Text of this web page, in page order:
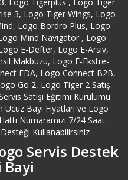
3, Logo Tiger Wings, Logo
Logo Bordro Plus, Logo
Mind Navigator , Logo
E-Defter, Logo E-Arsiv,
Makbuzu, Logo E-Ekstre-
FDA, Logo Connect B2B,
Go 2, Logo Tiger 2 Satış
Satışı Eğitimi Kurulumu
Ucuz Bayi Fiyatları ve Logo
Numaramızı 7/24 Saat
Kullanabilirsiniz
Servis Destek